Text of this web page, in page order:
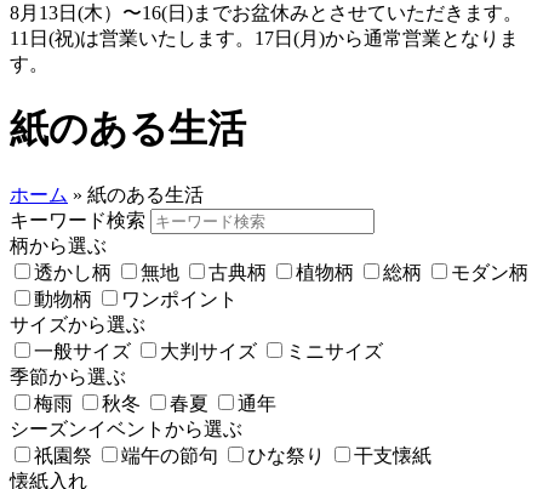
8月13日(木）〜16(日)までお盆休みとさせていただきます。
11日(祝)は営業いたします。17日(月)から通常営業となりま
す。
紙のある生活
ホーム » 紙のある生活
キーワード検索
柄から選ぶ
透かし柄
無地 古典柄 植物柄 総柄
モダン柄
動物柄
ワンポイント
サイズから選ぶ
一般サイズ
大判サイズ
ミニサイズ
季節から選ぶ
梅雨
秋冬 春夏
通年
シーズンイベントから選ぶ
祇園祭
端午の節句 ひな祭り
干支懐紙
懐紙入れ